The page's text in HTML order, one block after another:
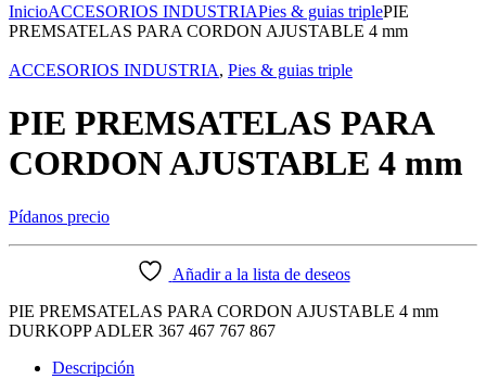
InicioACCESORIOS INDUSTRIAPies & guias triplePIE
PREMSATELAS PARA CORDON AJUSTABLE 4 mm
ACCESORIOS INDUSTRIA, Pies & guias triple
PIE PREMSATELAS PARA
CORDON AJUSTABLE 4 mm
Pídanos precio
Añadir a la lista de deseos
PIE PREMSATELAS PARA CORDON AJUSTABLE 4 mm
DURKOPP ADLER 367 467 767 867
Descripción